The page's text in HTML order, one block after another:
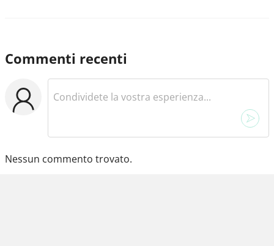
Commenti recenti
Nessun commento trovato.